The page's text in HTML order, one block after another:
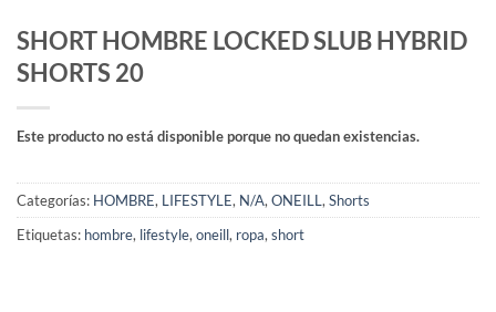
SHORT HOMBRE LOCKED SLUB HYBRID
SHORTS 20
Este producto no está disponible porque no quedan existencias.
Categorías: HOMBRE, LIFESTYLE, N/A, ONEILL , Shorts
Etiquetas: hombre, lifestyle, oneill, ropa, short